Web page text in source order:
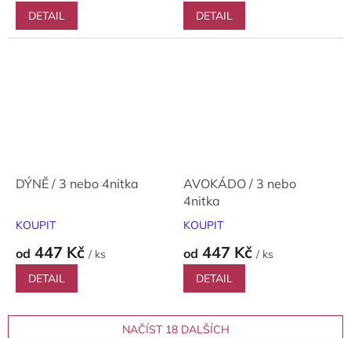
DETAIL
DETAIL
DÝNĚ / 3 nebo 4nitka
KOUPIT
od 447 Kč / ks
DETAIL
AVOKÁDO / 3 nebo
4nitka
KOUPIT
od 447 Kč / ks
DETAIL
NAČÍST 18 DALŠÍCH